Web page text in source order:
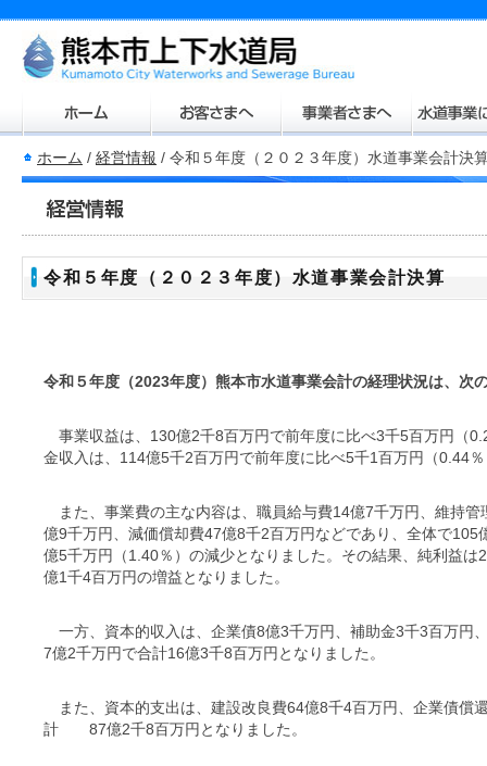
ホーム / 経営情報 / 令和５年度（２０２３年度）水道事業会計決
令和５年度（２０２３年度）水道事業会計決算
令和５年度（2023年度）熊本市水道事業会計の経理状況は、次
事業収益は、130億2千8百万円で前年度に比べ3千5百万円（
金収入は、114億5千2百万円で前年度に比べ5千1百万円（0.44
また、事業費の主な内容は、職員給与費14億7千万円、維持
億9千万円、減価償却費47億8千2百万円などであり、全体
億5千万円（1.40％）の減少となりました。その結果、純利益
億1千4百万円の増益となりました。
一方、資本的収入は、企業債8億3千万円、補助金3千3百
7億2千万円で合計16億3千8百万円となりました。
また、資本的支出は、建設改良費64億8千4百万円、企業債償
計 87億2千8百万円となりました。